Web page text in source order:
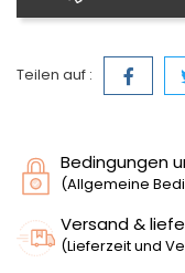
Teilen auf :
Bedingungen
(Allgemeine
Versand &
(Lieferzeit und